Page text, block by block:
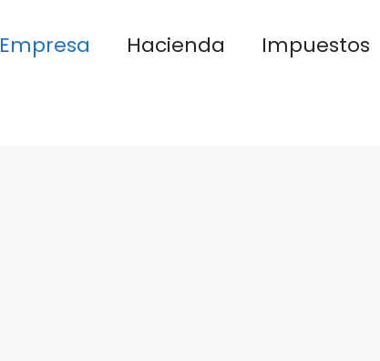
Empresa Hacienda Impuestos